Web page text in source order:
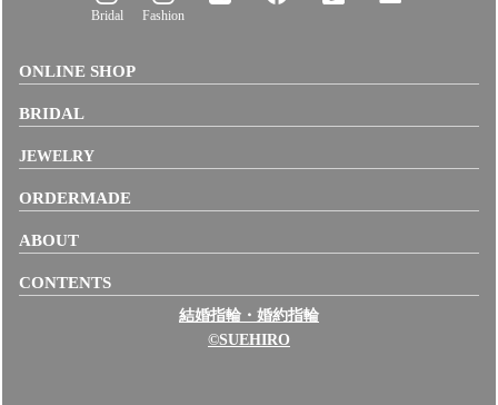
Bridal Fashion
ONLINE SHOP
BRIDAL
JEWELRY
ORDERMADE
ABOUT
CONTENTS
結婚指輪・婚約指輪
©SUEHIRO